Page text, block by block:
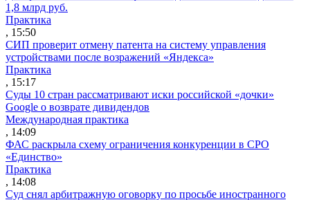
1,8 млрд руб.
Практика
, 15:50
СИП проверит отмену патента на систему управления
устройствами после возражений «Яндекса»
Практика
, 15:17
Суды 10 стран рассматривают иски российской «дочки»
Google о возврате дивидендов
Международная практика
, 14:09
ФАС раскрыла схему ограничения конкуренции в СРО
«Единство»
Практика
, 14:08
Суд снял арбитражную оговорку по просьбе иностранного